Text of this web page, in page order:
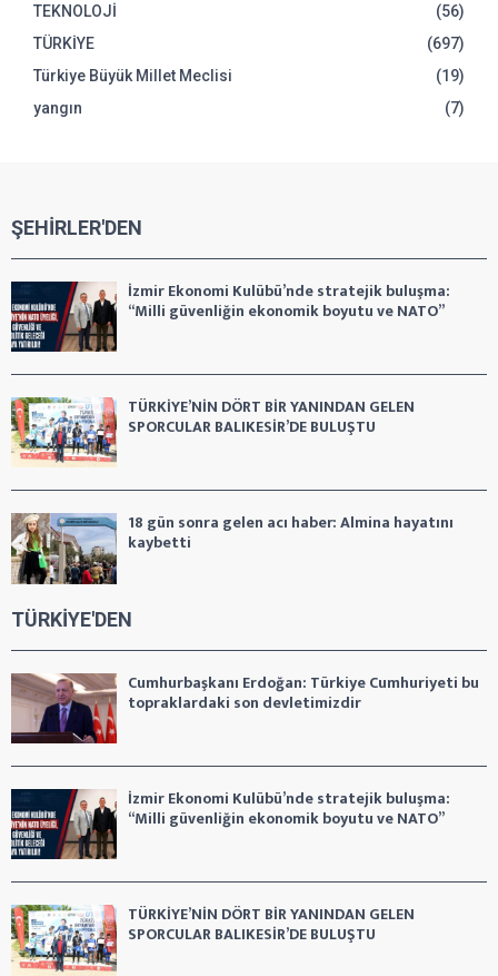
TEKNOLOJİ
(56)
TÜRKİYE
(697)
Türkiye Büyük Millet Meclisi
(19)
yangın
(7)
ŞEHİRLER'DEN
İzmir Ekonomi Kulübü’nde stratejik buluşma:
“Milli güvenliğin ekonomik boyutu ve NATO”
TÜRKİYE’NİN DÖRT BİR YANINDAN GELEN
SPORCULAR BALIKESİR’DE BULUŞTU
18 gün sonra gelen acı haber: Almina hayatını
kaybetti
TÜRKİYE'DEN
Cumhurbaşkanı Erdoğan: Türkiye Cumhuriyeti bu
topraklardaki son devletimizdir
İzmir Ekonomi Kulübü’nde stratejik buluşma:
“Milli güvenliğin ekonomik boyutu ve NATO”
TÜRKİYE’NİN DÖRT BİR YANINDAN GELEN
SPORCULAR BALIKESİR’DE BULUŞTU